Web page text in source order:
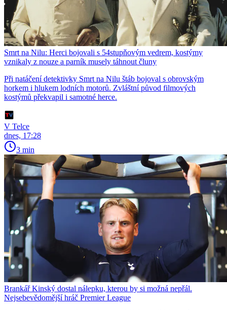
Smrt na Nilu: Herci bojovali s 54stupňovým vedrem, kostýmy
vznikaly z nouze a parník musely táhnout čluny
Při natáčení detektivky Smrt na Nilu štáb bojoval s obrovským
horkem i hlukem lodních motorů. Zvláštní původ filmových
kostýmů překvapil i samotné herce.
V Telce
dnes, 17:28
3 min
Brankář Kinský dostal nálepku, kterou by si možná nepřál.
Nejsebevědomější hráč Premier League